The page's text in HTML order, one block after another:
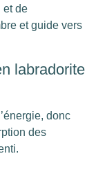
et de
et guide vers
labradorite
donc
des